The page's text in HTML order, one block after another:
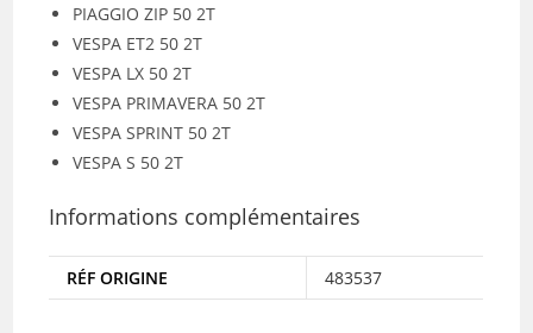
PIAGGIO ZIP 50 2T
VESPA ET2 50 2T
VESPA LX 50 2T
VESPA PRIMAVERA 50 2T
VESPA SPRINT 50 2T
VESPA S 50 2T
Informations complémentaires
RÉF ORIGINE 483537